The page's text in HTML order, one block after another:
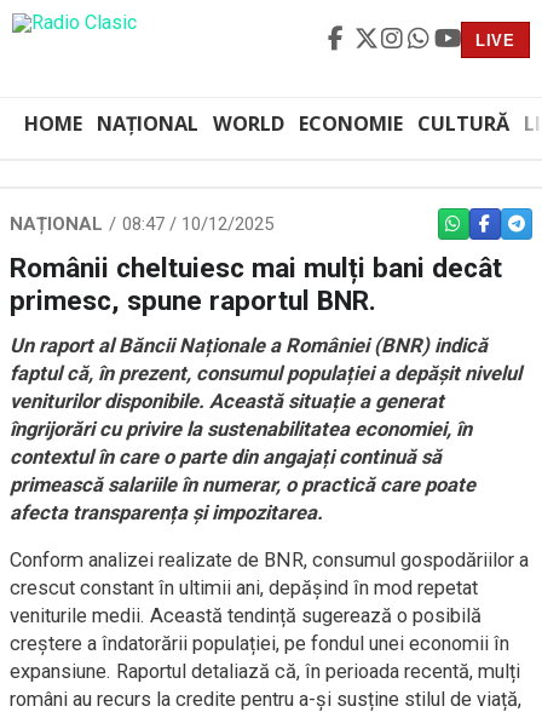
LIVE
HOME NAȚIONAL WORLD ECONOMIE CULTURĂ
NAȚIONAL 08:47 / 10/12/2025 WHATSAPP
Românii cheltuiesc mai mulți bani decât
primesc, spune raportul BNR.
Un raport al Băncii Naționale a României (BNR) indică
faptul că, în prezent, consumul populației a depășit nivelul
veniturilor disponibile. Această situație a generat
îngrijorări cu privire la sustenabilitatea economiei, în
contextul în care o parte din angajați continuă să
primească salariile în numerar, o practică care poate
afecta transparența și impozitarea.
Conform analizei realizate de BNR, consumul gospodăriilor a
crescut constant în ultimii ani, depășind în mod repetat
veniturile medii. Această tendință sugerează o posibilă
creștere a îndatorării populației, pe fondul unei economii în
expansiune. Raportul detaliază că, în perioada recentă, mulți
români au recurs la credite pentru a-și susține stilul de viață,